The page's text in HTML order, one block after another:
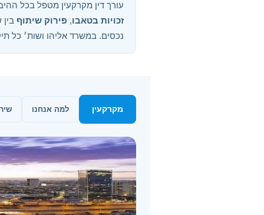
עורך דין מקרקעין מטפל בכל
זכויות בטאבו, פירוק שיתוף
נכסים. במשרד אליהו ושות׳ כל תיק מטופל אישית, עם
מקרקעין למה אנחנו